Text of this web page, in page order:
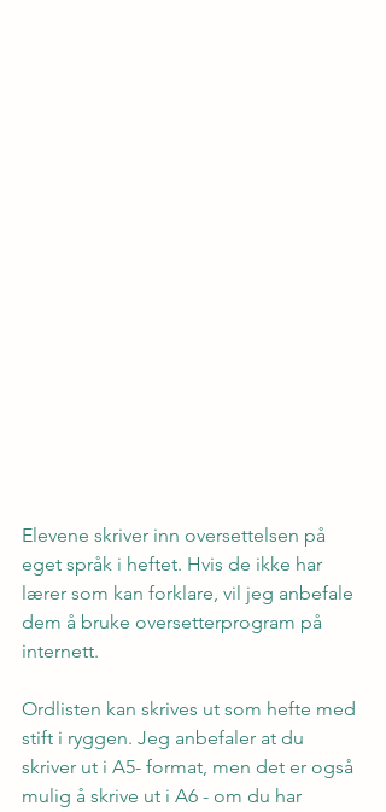
Elevene skriver inn oversettelsen på
eget språk i heftet. Hvis de ikke har
lærer som kan forklare, vil jeg anbefale
dem å bruke oversetterprogram på
internett.
Ordlisten kan skrives ut som hefte med
stift i ryggen. Jeg anbefaler at du
skriver ut i A5- format, men det er også
mulig å skrive ut i A6 - om du har